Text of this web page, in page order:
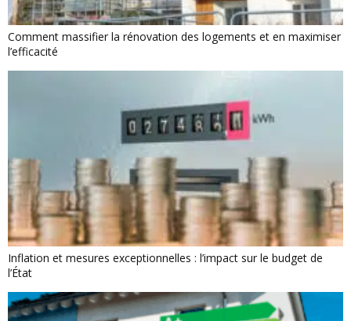
Comment massifier la rénovation des logements et en maximiser
l’efficacité
Inflation et mesures exceptionnelles : l’impact sur le budget de
l’État